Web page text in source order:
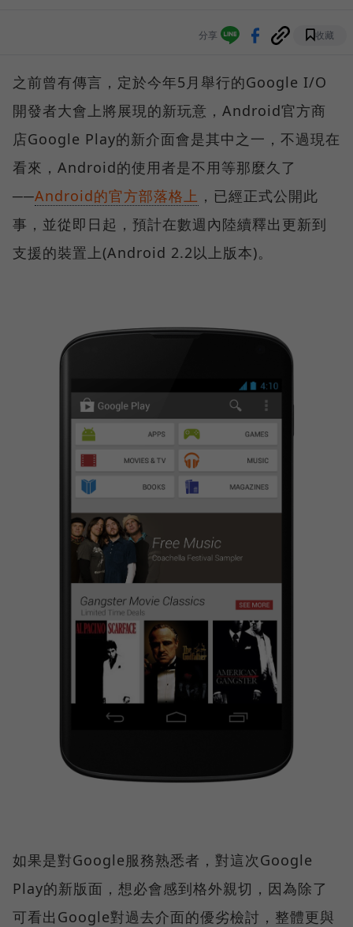
分享 收藏
之前曾有傳言，定於今年5月舉行的Google I/O
開發者大會上將展現的新玩意，Android官方商
店Google Play的新介面會是其中之一，不過現在
看來，Android的使用者是不用等那麼久了
──Android的官方部落格上 ，已經正式公開此
事，並從即日起，預計在數週內陸續釋出更新到
支援的裝置上(Android 2.2以上版本)。
如果是對Google服務熟悉者，對這次Google
Play的新版面，想必會感到格外親切，因為除了
可看出Google對過去介面的優劣檢討，整體更與